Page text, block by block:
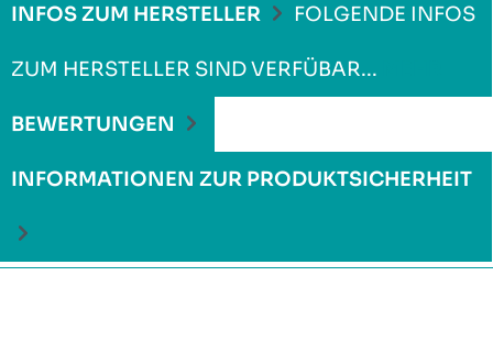
INFOS ZUM HERSTELLER FOLGENDE INFOS
ZUM HERSTELLER SIND VERFÜBAR...
BEWERTUNGEN
INFORMATIONEN ZUR PRODUKTSICHERHEIT